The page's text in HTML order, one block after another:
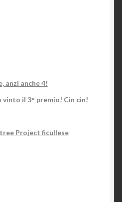
anzi anche 4!
vinto il 3° premio! Cin cin!
Project ficullese